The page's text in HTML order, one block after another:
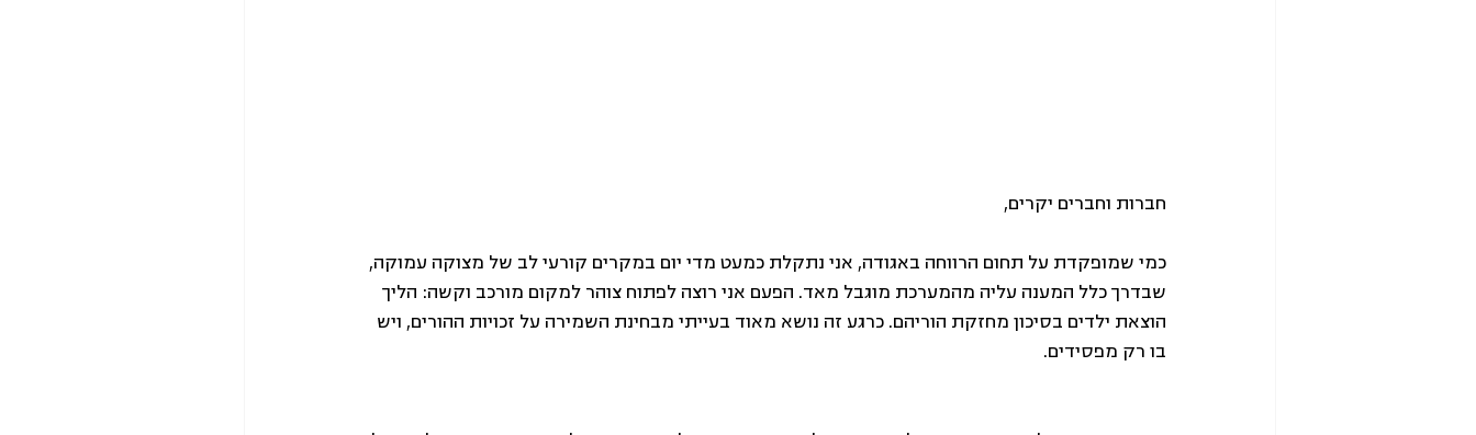
חברות וחברים יקרים,
כמי שמופקדת על תחום הרווחה באגודה, אני נתקלת כמעט מדי יום במקרים קורעי לב של מצוקה עמוקה,
שבדרך כלל המענה עליה מהמערכת מוגבל מאד. הפעם אני רוצה לפתוח צוהר למקום מורכב וקשה: הליך
הוצאת ילדים בסיכון מחזקת הוריהם. כרגע זה נושא מאוד בעייתי מבחינת השמירה על זכויות ההורים, ויש
בו רק מפסידים.